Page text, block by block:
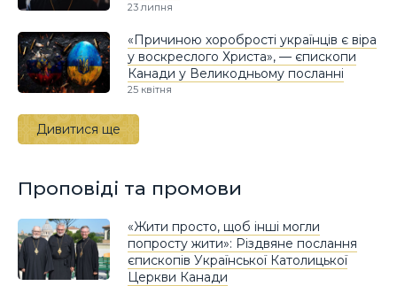
23 липня
«Причиною хоробрості українців є віра
у воскреслого Христа», — єпископи
Канади у Великодньому посланні
25 квітня
Дивитися ще
Проповіді та промови
«Жити просто, щоб інші могли
попросту жити»: Різдвяне послання
єпископів Української Католицької
Церкви Канади